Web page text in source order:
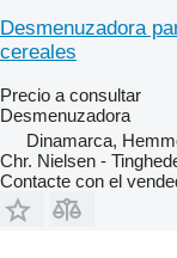
Desmenuzadora
cereales
Precio a consultar
Desmenuzadora
Dinamarca,
Chr. Nielsen -
Contacte con el